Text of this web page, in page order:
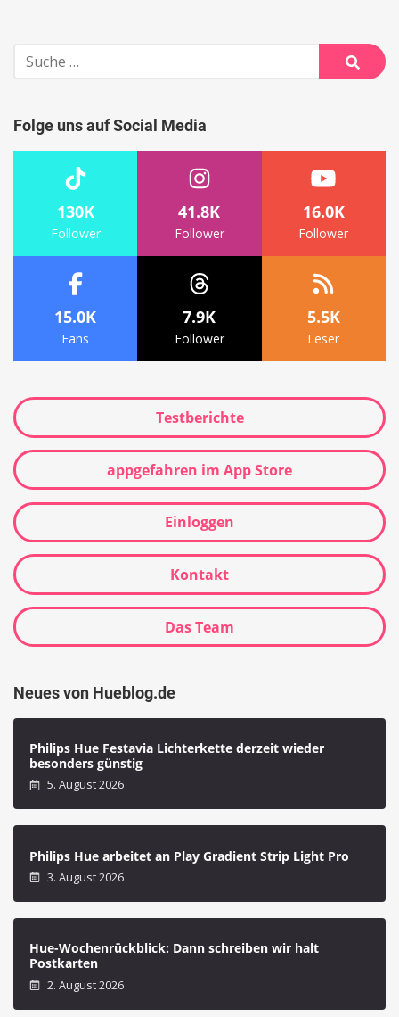
Suche
nach:
Suche
Folge uns auf Social Media
130K
Follower
41.8K
Follower
16.0K
Follower
15.0K
Fans
7.9K
Follower
5.5K
Leser
Testberichte
appgefahren im App Store
Einloggen
Kontakt
Das Team
Neues von Hueblog.de
Philips Hue Festavia Lichterkette derzeit wieder
besonders günstig
5. August 2026
Philips Hue arbeitet an Play Gradient Strip Light Pro
3. August 2026
Hue-Wochenrückblick: Dann schreiben wir halt
Postkarten
2. August 2026